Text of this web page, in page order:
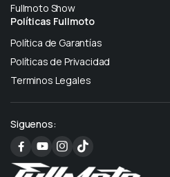
Fullmoto Show
Políticas Fullmoto
Política de Garantías
Políticas de Privacidad
Terminos Legales
Siguenos: